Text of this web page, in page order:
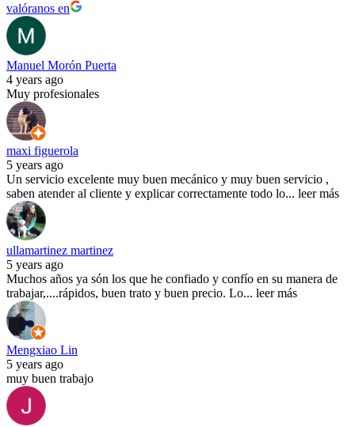
valóranos en
Manuel Morón Puerta
4 years ago
Muy profesionales
maxi figuerola
5 years ago
Un servicio excelente muy buen mecánico y muy buen servicio ,
saben atender al cliente y explicar correctamente todo lo... leer más
ullamartinez martinez
5 years ago
Muchos años ya són los que he confiado y confío en su manera de
trabajar,....rápidos, buen trato y buen precio. Lo... leer más
Mengxiao Lin
5 years ago
muy buen trabajo